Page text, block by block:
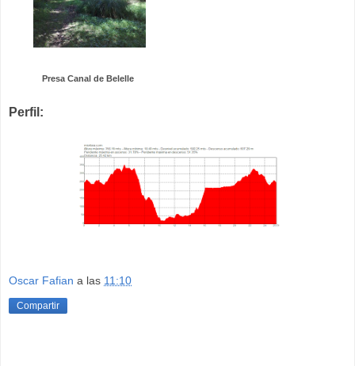
Presa Canal de Belelle
Perfil:
Oscar Fafian a las 11:10
Compartir